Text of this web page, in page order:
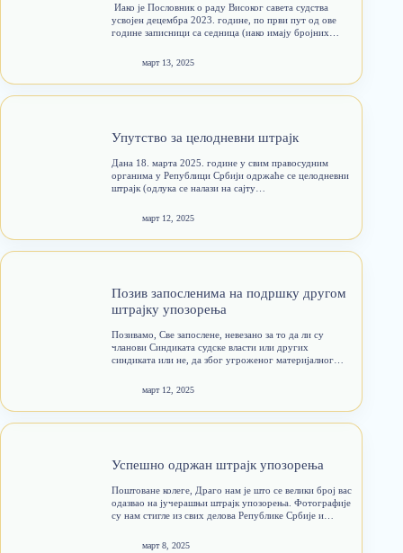
​ Иако је Пословник о раду Високог савета судства
усвојен децембра 2023. године, по први пут од ове
године записници са седница (иако имају бројних
чланова који су гласали „за“ избор кандидата на
судијску…
март 13, 2025
Упутство за целодневни штрајк
Дана 18. марта 2025. године у свим правосудним
органима у Републици Србији одржаће се целодневни
штрајк (одлука се налази на сајту
њему учествују сви запослени, невезано за то да ли су
чланови Синдиката судске власти…
март 12, 2025
Позив запосленима на подршку другом
штрајку упозорења
Позивамо, Све запослене, невезано за то да ли су
чланови Синдиката судске власти или других
синдиката или не, да због угроженог материјалног
неиспуњења Захтева за њихово побољшање, сви
солидарно и јединствено сутра, у четвртак,…
март 12, 2025
Успешно одржан штрајк упозорења
Поштоване колеге, Драго нам је што се велики број вас
одазвао на јучерашњи штрајк упозорења. Фотографије
су нам стигле из свих делова Републике Србије и
проблеми у правосуђу трају већ дуги низ година…
март 8, 2025